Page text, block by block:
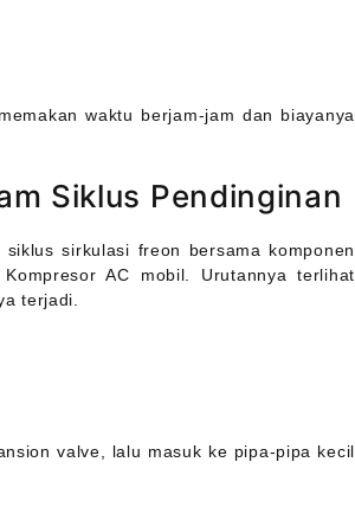
waktu berjam-jam dan biayanya
Siklus Pendinginan
sirkulasi freon bersama komponen
AC mobil. Urutannya terlihat
terjadi.
valve, lalu masuk ke pipa-pipa kecil